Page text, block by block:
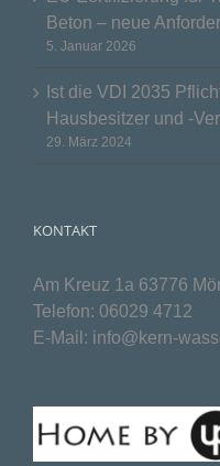
Beton – neue
5. Januar 2026
Ist die VDI 2035
Hausbesitzer und -
29. März 2024
KONTAKT
Am Kreuz 1a 63776
Telefon: 06029 4712
E-Mail: info@kern-